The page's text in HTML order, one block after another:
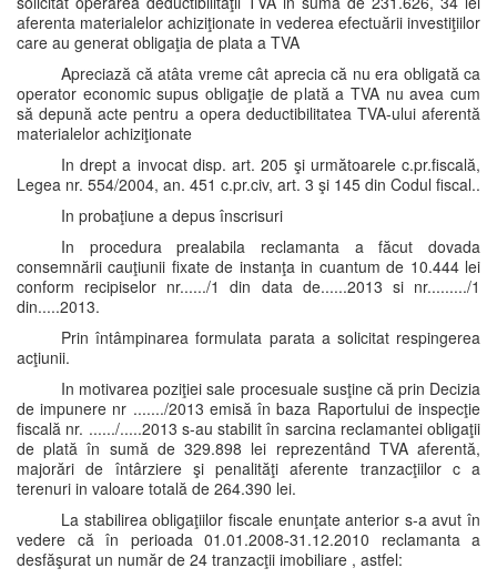
aferenta materialelor achiziţionate in vederea efectuării investiţiilor
care au generat obligaţia de plata a TVA
Apreciază că atâta vreme cât aprecia că nu era obligată ca
operator economic supus obligaţie de plată a TVA nu avea cum
să depună acte pentru a opera deductibilitatea TVA-ului aferentă
materialelor achiziţionate
In drept a invocat disp. art. 205 şi următoarele c.pr.fiscală,
Legea nr. 554/2004, an. 451 c.pr.civ, art. 3 şi 145 din Codul fiscal..
In probaţiune a depus înscrisuri
In procedura prealabila reclamanta a făcut dovada
consemnării cauţiunii fixate de instanţa in cuantum de 10.444 lei
conform recipiselor nr....../1 din data de......2013 si nr........./1
din.....2013.
Prin întâmpinarea formulata parata a solicitat respingerea
acţiunii.
In motivarea poziţiei sale procesuale susţine că prin Decizia
de impunere nr ......./2013 emisă în baza Raportului de inspecţie
fiscală nr. ....../.....2013 s-au stabilit în sarcina reclamantei obligaţii
de plată în sumă de 329.898 lei reprezentând TVA aferentă,
majorări de întârziere şi penalităţi aferente tranzacţiilor c a
terenuri in valoare totală de 264.390 lei.
La stabilirea obligaţiilor fiscale enunţate anterior s-a avut în
vedere că în perioada 01.01.2008-31.12.2010 reclamanta a
desfăşurat un număr de 24 tranzacţii imobiliare , astfel: